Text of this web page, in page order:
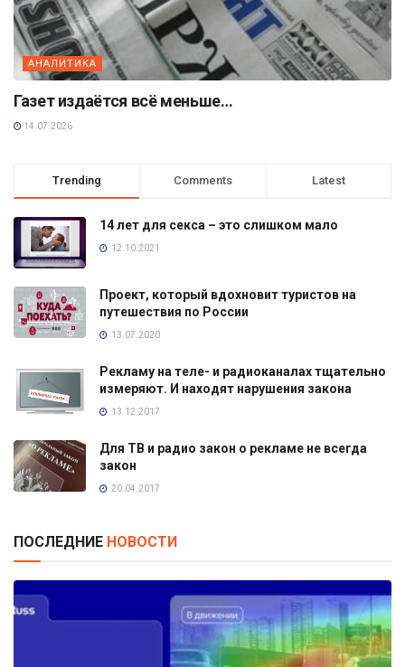
АНАЛИТИКА
Газет издаётся всё меньше…
14.07.2026
Trending Comments Latest
14 лет для секса – это слишком мало
12.10.2021
Проект, который вдохновит туристов на
путешествия по России
13.07.2020
Рекламу на теле- и радиоканалах тщательно
измеряют. И находят нарушения закона
13.12.2017
Для ТВ и радио закон о рекламе не всегда
закон
20.04.2017
ПОСЛЕДНИЕ НОВОСТИ